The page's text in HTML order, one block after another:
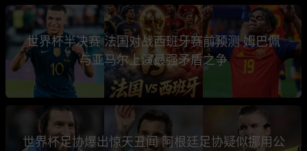
世界杯半决赛 法国对战西班牙赛前预测 姆巴佩
与亚马尔上演最强矛盾之争
世界杯足协爆出惊天丑闻 阿根廷足协疑似挪用公